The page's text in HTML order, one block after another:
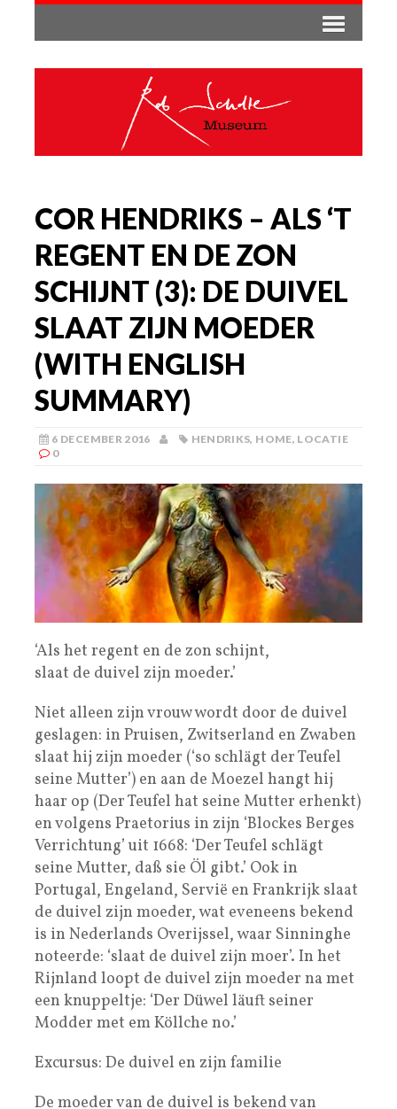
COR HENDRIKS – ALS ‘T
REGENT EN DE ZON
SCHIJNT (3): DE DUIVEL
SLAAT ZIJN MOEDER
(WITH ENGLISH
SUMMARY)
6 DECEMBER 2016 HENDRIKS, HOME, LOCATIE
0
‘Als het regent en de zon schijnt,
slaat de duivel zijn moeder.’
Niet alleen zijn vrouw wordt door de duivel
geslagen: in Pruisen, Zwitserland en Zwaben
slaat hij zijn moeder (‘so schlägt der Teufel
seine Mutter’) en aan de Moezel hangt hij
haar op (Der Teufel hat seine Mutter erhenkt)
en volgens Praetorius in zijn ‘Blockes Berges
Verrichtung’ uit 1668: ‘Der Teufel schlägt
seine Mutter, daß sie Öl gibt.’ Ook in
Portugal, Engeland, Servië en Frankrijk slaat
de duivel zijn moeder, wat eveneens bekend
is in Nederlands Overijssel, waar Sinninghe
noteerde: ‘slaat de duivel zijn moer’. In het
Rijnland loopt de duivel zijn moeder na met
een knuppeltje: ‘Der Düwel läuft seiner
Modder met em Köllche no.’
Excursus: De duivel en zijn familie
De moeder van de duivel is bekend van